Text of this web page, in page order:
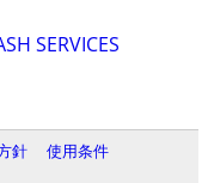
SERVICES
針
使用条件